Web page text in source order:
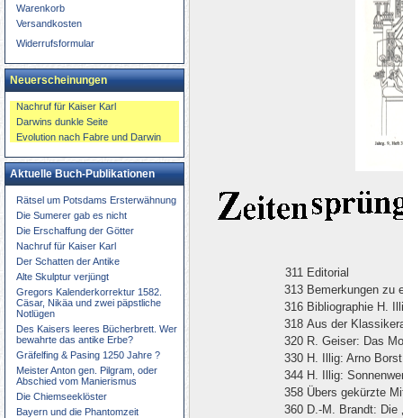
311 Editorial
313 Bemerkungen zu
316 Bibliographie H.
318 Aus der
320 R. Geiser: Das
330 H. Illig: Arno
344 H. Illig:
358 Übers gekürzte
360 D.-M. Brandt: Die
Warenkorb
Versandkosten
Widerrufsformular
Neuerscheinungen
Nachruf für Kaiser Karl
Darwins dunkle Seite
Evolution nach Fabre und Darwin
Aktuelle Buch-Publikationen
Rätsel um Potsdams Ersterwähnung
Die Sumerer gab es nicht
Die Erschaffung der Götter
Nachruf für Kaiser Karl
Der Schatten der Antike
Alte Skulptur verjüngt
Gregors Kalenderkorrektur 1582.
Cäsar, Nikäa und zwei päpstliche
Notlügen
Des Kaisers leeres Bücherbrett. Wer
bewahrte das antike Erbe?
Gräfelfing & Pasing 1250 Jahre ?
Meister Anton gen. Pilgram, oder
Abschied vom Manierismus
Die Chiemseeklöster
Bayern und die Phantomzeit